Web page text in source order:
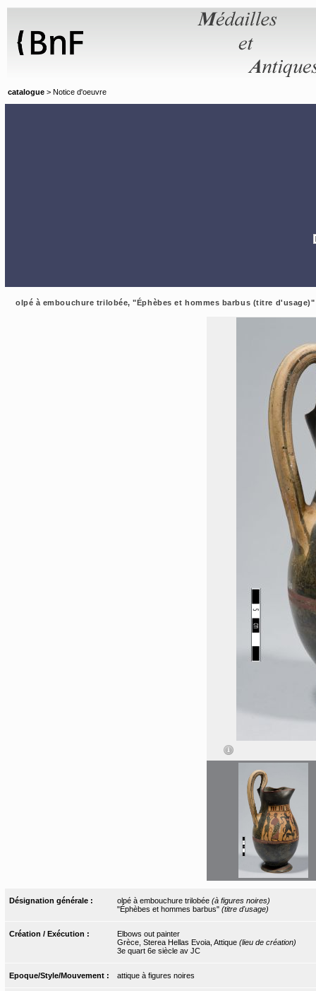
catalogue > Notice d'oeuvre
olpé à embouchure trilobée, "Éphèbes et hommes barbus (titre d'usage)"
Désignation générale : olpé à embouchure trilobée (à figures noires)
"Éphèbes et hommes barbus" (titre d'usage)
Création / Exécution :
Elbows out painter
Grèce, Sterea Hellas Evoia, Attique (lieu de création)
3e quart 6e siècle av JC
Epoque/Style/Mouvement : attique à figures noires